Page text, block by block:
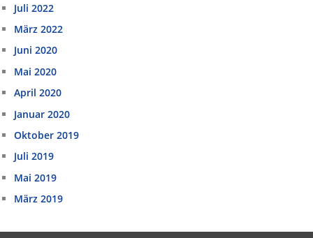
Juli 2022
März 2022
Juni 2020
Mai 2020
April 2020
Januar 2020
Oktober 2019
Juli 2019
Mai 2019
März 2019